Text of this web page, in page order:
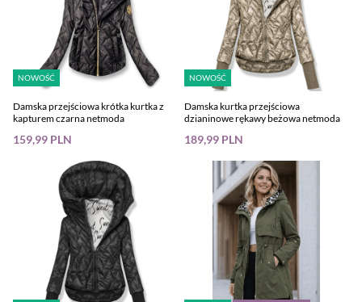
NOWOŚĆ
Damska przejściowa krótka kurtka z
kapturem czarna netmoda
159,99 PLN
NOWOŚĆ
Damska kurtka przejściowa
dzianinowe rękawy beżowa netmoda
189,99 PLN